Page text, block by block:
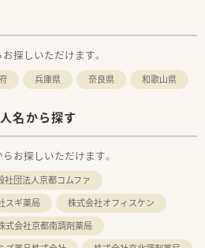
探しいただけます。
兵庫県 奈良県 和歌山県
名から探す
お探しいただけます。
社団法人京都コムファ
スギ薬局
株式会社オフィスケン
式会社京都南調剤薬局